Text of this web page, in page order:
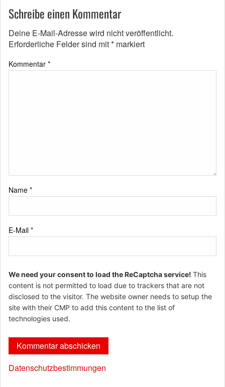
Schreibe einen Kommentar
Deine E-Mail-Adresse wird nicht veröffentlicht.
Erforderliche Felder sind mit* markiert
Kommentar *
Name *
E-Mail *
We need your consent to load the ReCaptcha service! This
content is not permitted to load due to trackers that are not
disclosed to the visitor. The website owner needs to setup the
site with their CMP to add this content to the list of
technologies used.
Datenschutzbestimmungen